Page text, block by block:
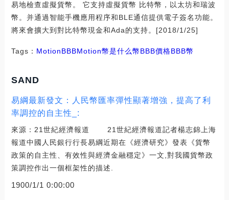
易地檢查虛擬貨幣。 它支持虛擬貨幣 比特幣，以太坊和瑞波
幣。并通過智能手機應用程序和BLE通信提供電子簽名功能。
將來會擴大到對比特幣現金和Ada的支持。[2018/1/25]
Tags： MotionBBBMotion幣是什么幣BBB價格BBB幣
SAND
易綱最新發文：人民幣匯率彈性顯著增強，提高了利
率調控的自主性_:
來源：21世紀經濟報道 21世紀經濟報道記者楊志錦上海
報道中國人民銀行行長易綱近期在《經濟研究》發表《貨幣
政策的自主性、有效性與經濟金融穩定》一文,對我國貨幣政
策調控作出一個框架性的描述.
1900/1/1 0:00:00